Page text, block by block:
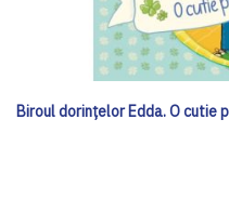
Biroul dorințelor Edda. O cutie